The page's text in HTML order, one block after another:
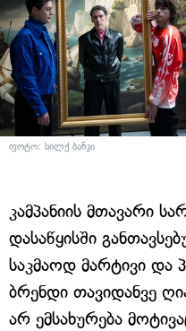
ფოტო: სილქ ბანკი
კამპანიის მთავარი
დასაწყისში
საკმაოდ მარტივი და
ბრენდი თავიდანვე
არ ემსახურება